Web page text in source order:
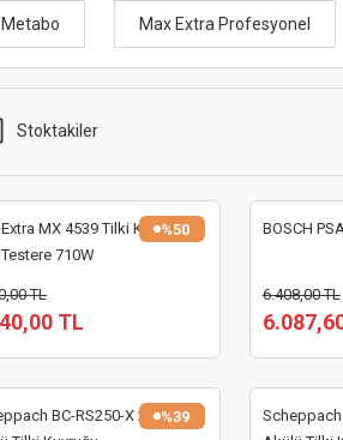
Metabo Max Extra Profesyonel
Stoktakiler
%50
MX 4539 Tilki Kuyruğu
Testere 710W
TL
TL
BOSCH
6.408,00 TL
%39
BC-RS250-X 2X4.0AH
Scheppach